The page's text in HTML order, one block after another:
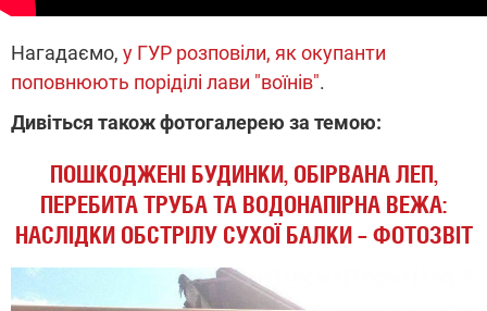
Нагадаємо, у ГУР розповіли, як окупанти
поповнюють поріділі лави "воїнів".
Дивіться також фотогалерею за темою:
ПОШКОДЖЕНІ БУДИНКИ, ОБІРВАНА ЛЕП,
ПЕРЕБИТА ТРУБА ТА ВОДОНАПІРНА ВЕЖА:
НАСЛІДКИ ОБСТРІЛУ СУХОЇ БАЛКИ – ФОТОЗВІТ